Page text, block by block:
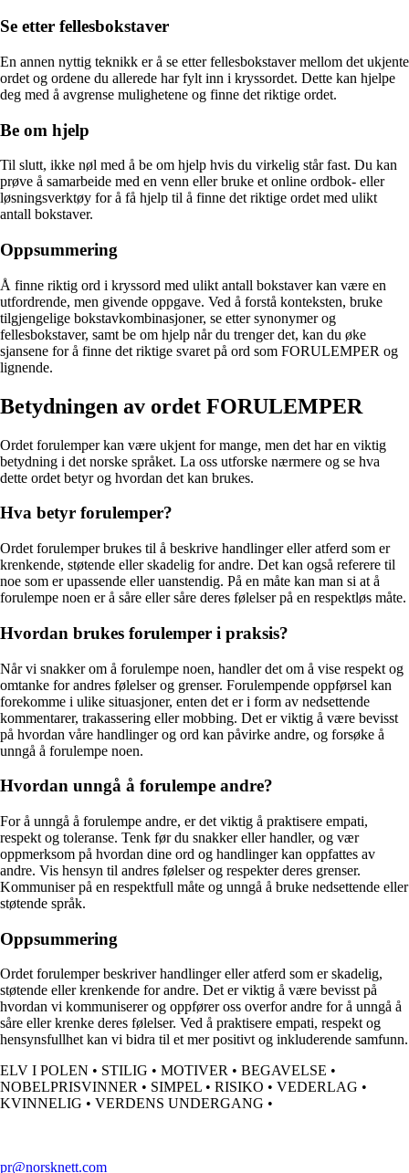
Se etter fellesbokstaver
En annen nyttig teknikk er å se etter fellesbokstaver mellom det ukjente
ordet og ordene du allerede har fylt inn i kryssordet. Dette kan hjelpe
deg med å avgrense mulighetene og finne det riktige ordet.
Be om hjelp
Til slutt, ikke nøl med å be om hjelp hvis du virkelig står fast. Du kan
prøve å samarbeide med en venn eller bruke et online ordbok- eller
løsningsverktøy for å få hjelp til å finne det riktige ordet med ulikt
antall bokstaver.
Oppsummering
Å finne riktig ord i kryssord med ulikt antall bokstaver kan være en
utfordrende, men givende oppgave. Ved å forstå konteksten, bruke
tilgjengelige bokstavkombinasjoner, se etter synonymer og
fellesbokstaver, samt be om hjelp når du trenger det, kan du øke
sjansene for å finne det riktige svaret på ord som FORULEMPER og
lignende.
Betydningen av ordet FORULEMPER
Ordet forulemper kan være ukjent for mange, men det har en viktig
betydning i det norske språket. La oss utforske nærmere og se hva
dette ordet betyr og hvordan det kan brukes.
Hva betyr forulemper?
Ordet forulemper brukes til å beskrive handlinger eller atferd som er
krenkende, støtende eller skadelig for andre. Det kan også referere til
noe som er upassende eller uanstendig. På en måte kan man si at å
forulempe noen er å såre eller såre deres følelser på en respektløs måte.
Hvordan brukes forulemper i praksis?
Når vi snakker om å forulempe noen, handler det om å vise respekt og
omtanke for andres følelser og grenser. Forulempende oppførsel kan
forekomme i ulike situasjoner, enten det er i form av nedsettende
kommentarer, trakassering eller mobbing. Det er viktig å være bevisst
på hvordan våre handlinger og ord kan påvirke andre, og forsøke å
unngå å forulempe noen.
Hvordan unngå å forulempe andre?
For å unngå å forulempe andre, er det viktig å praktisere empati,
respekt og toleranse. Tenk før du snakker eller handler, og vær
oppmerksom på hvordan dine ord og handlinger kan oppfattes av
andre. Vis hensyn til andres følelser og respekter deres grenser.
Kommuniser på en respektfull måte og unngå å bruke nedsettende eller
støtende språk.
Oppsummering
Ordet forulemper beskriver handlinger eller atferd som er skadelig,
støtende eller krenkende for andre. Det er viktig å være bevisst på
hvordan vi kommuniserer og oppfører oss overfor andre for å unngå å
såre eller krenke deres følelser. Ved å praktisere empati, respekt og
hensynsfullhet kan vi bidra til et mer positivt og inkluderende samfunn.
ELV I POLEN • STILIG • MOTIVER • BEGAVELSE •
NOBELPRISVINNER • SIMPEL • RISIKO • VEDERLAG •
KVINNELIG • VERDENS UNDERGANG •
pr@norsknett.com